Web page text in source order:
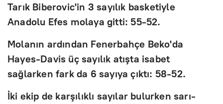
Tarık Biberovic'in 3 sayılık basketiyle
Anadolu Efes molaya gitti: 55-52.
Molanın ardından Fenerbahçe Beko'da
Hayes-Davis üç sayılık atışta isabet
sağlarken fark da 6 sayıya çıktı: 58-52.
İki ekip de karşılıklı sayılar bulurken sarı-